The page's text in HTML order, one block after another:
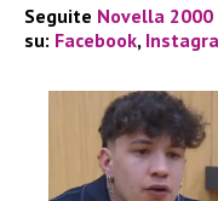
Seguite Novella 2000
su: Facebook,